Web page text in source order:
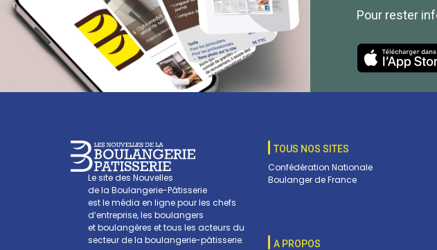
Pour rester
Le site des Nouvelles
de la Boulangerie-Pâtisserie
est le média en ligne pour les chefs
d’entreprise, les boulangers
et boulangères et tous les acteurs du
secteur de la boulangerie-pâtisserie.
TOUS NOS SITES
Confédération Nationale
Boulanger de France
A PROPOS